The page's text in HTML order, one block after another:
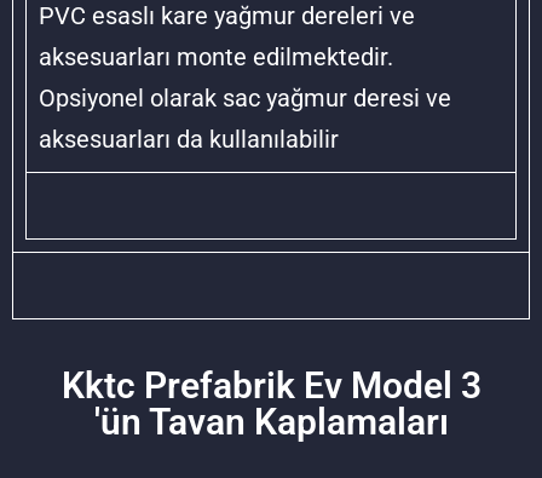
PVC esaslı kare yağmur dereleri ve
aksesuarları monte edilmektedir.
Opsiyonel olarak sac yağmur deresi ve
aksesuarları da kullanılabilir
Kktc Prefabrik Ev Model 3
'ün Tavan Kaplamaları